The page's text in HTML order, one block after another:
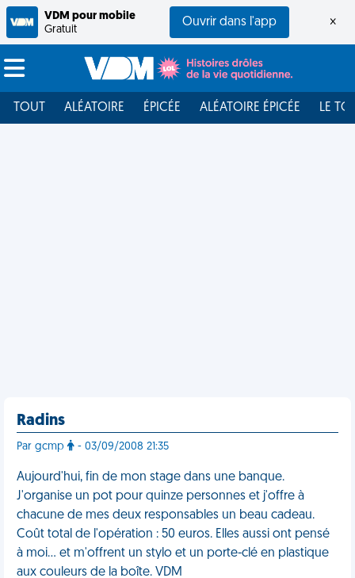
VDM pour mobile
Gratuit
Ouvrir dans l'app ×
TOUT ALÉATOIRE ÉPICÉE ALÉATOIRE ÉPICÉE LE
Radins
Par gcmp - 03/09/2008 21:35
Aujourd'hui, fin de mon stage dans une banque.
J'organise un pot pour quinze personnes et j'offre à
chacune de mes deux responsables un beau cadeau.
Coût total de l'opération : 50 euros. Elles aussi ont pensé
à moi… et m'offrent un stylo et un porte-clé en plastique
aux couleurs de la boîte. VDM